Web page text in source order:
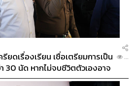
ยดเรื่องเรียน เชื่อเตรียมการเป็น
30 นัด หากไม่จบชีวิตตัวเองอาจ
...